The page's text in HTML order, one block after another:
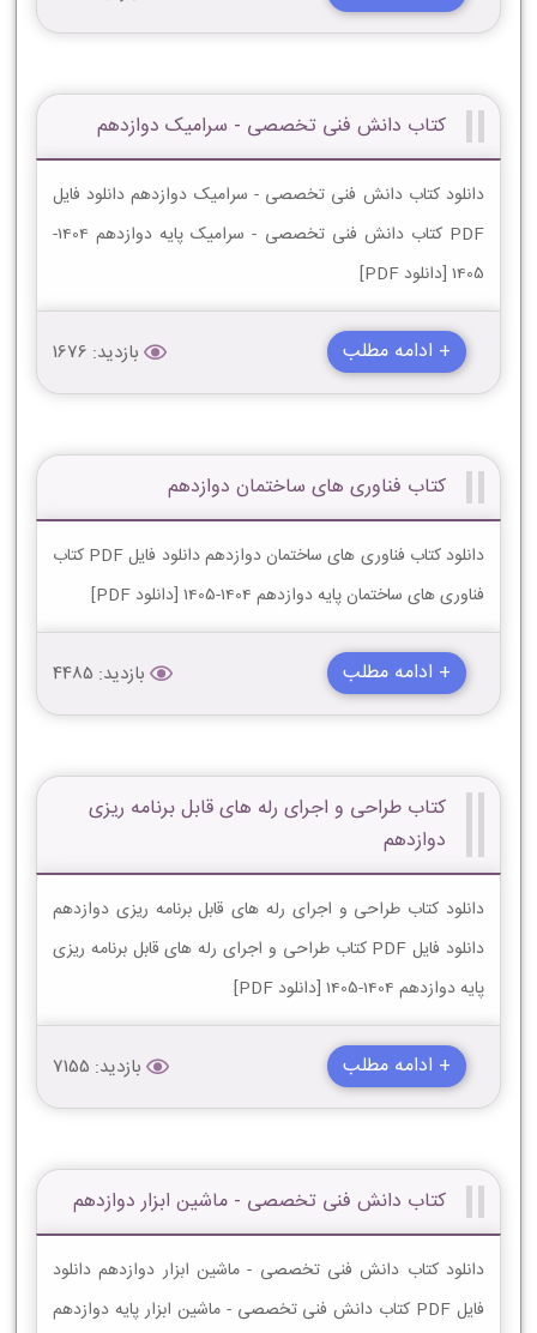
کتاب دانش فنی تخصصی - سرامیک دوازدهم
دانلود کتاب دانش فنی تخصصی - سرامیک دوازدهم دانلود فایل
PDF کتاب دانش فنی تخصصی - سرامیک پایه دوازدهم 1404-
1405 [دانلود PDF]
+ ادامه مطلب بازدید: 1676
کتاب فناوری های ساختمان دوازدهم
دانلود کتاب فناوری های ساختمان دوازدهم دانلود فایل PDF کتاب
فناوری های ساختمان پایه دوازدهم 1404-1405 [دانلود PDF]
+ ادامه مطلب بازدید: 4485
کتاب طراحی و اجرای رله های قابل برنامه ریزی
دوازدهم
دانلود کتاب طراحی و اجرای رله های قابل برنامه ریزی دوازدهم
دانلود فایل PDF کتاب طراحی و اجرای رله های قابل برنامه ریزی
پایه دوازدهم 1404-1405 [دانلود PDF]
+ ادامه مطلب بازدید: 7155
کتاب دانش فنی تخصصی - ماشین ابزار دوازدهم
دانلود کتاب دانش فنی تخصصی - ماشین ابزار دوازدهم دانلود
فایل PDF کتاب دانش فنی تخصصی - ماشین ابزار پایه دوازدهم